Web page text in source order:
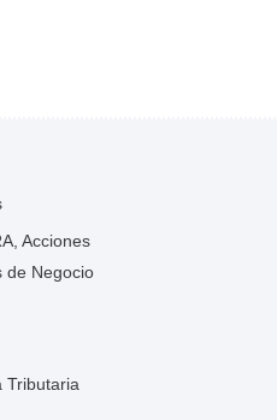
Acciones
de Negocio
Tributaria